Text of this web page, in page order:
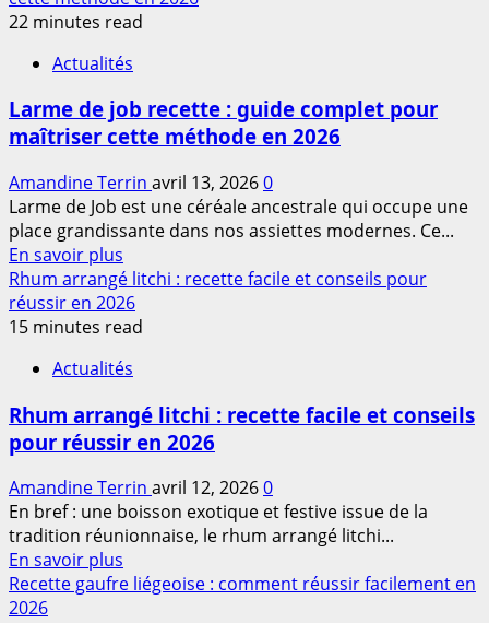
gluten
2026
sur
de
recettes
:
préparer
ces
délicieuses
douceurs
en
2026
22 minutes read
Actualités
Larme de job recette : guide complet pour
maîtriser cette méthode en 2026
Amandine Terrin avril 13, 20260
Larme de Job est une céréale ancestrale qui occupe une
place grandissante dans nos assiettes modernes. Ce...
En savoir plus
savoir
plus
sur
de
recette
:
complet
pour
maîtriser
cette
méthode
Rhum arrangé litchi : recette facile et conseils pour
réussir en 2026
15 minutes read
Actualités
Rhum arrangé litchi : recette facile et conseils
pour réussir en 2026
Amandine Terrin avril 12, 20260
En bref : une boisson exotique et festive issue de la
tradition réunionnaise, le rhum arrangé litchi...
En savoir plus
savoir
Recette gaufre liégeoise : comment réussir facilement en
2026